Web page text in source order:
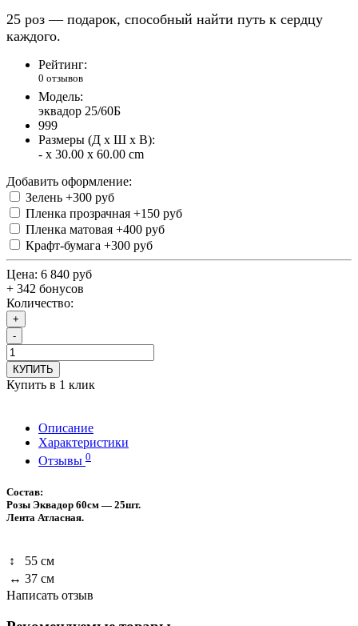
25 роз — подарок, способный найти путь к сердцу
каждого.
Рейтинг:
0 отзывов
Модель:
эквадор 25/60Б
999
Размеры (Д x Ш x В):
- x 30.00 x 60.00 cm
Добавить оформление:
Зелень +300 руб
Пленка прозрачная +150 руб
Пленка матовая +400 руб
Крафт-бумага +300 руб
Цена: 6 840 руб
+ 342 бонусов
Количество:
+
-
КУПИТЬ
Купить в 1 клик
Описание
Характеристики
Отзывы 0
Состав:
Розы Эквадор 60см — 25шт.
Лента Атласная.
↕
55 см
↔ 37 см
Написать отзыв